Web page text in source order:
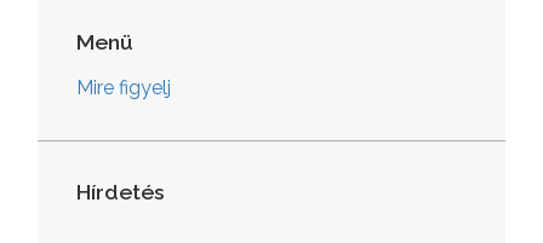
Menü
Mire figyelj
Hírdetés